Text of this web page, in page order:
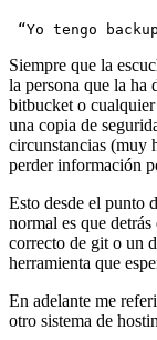
“Yo tengo
Siempre que la
la persona que la ha
bitbucket o
una copia de
circunstancias (muy
perder información
Esto desde el punto
normal es que
correcto de git o un
herramienta que
En adelante me
otro sistema de